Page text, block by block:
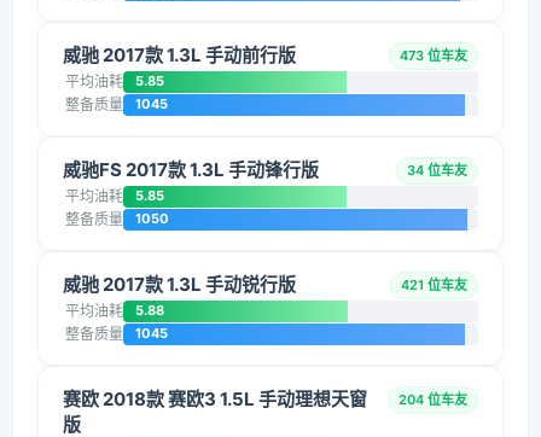
威驰 2017款 1.3L 手动前行版 473 位车友
平均油耗 5.85
整备质量 1045
威驰FS 2017款 1.3L 手动锋行版 34 位车友
平均油耗 5.85
整备质量 1050
威驰 2017款 1.3L 手动锐行版 421 位车友
平均油耗 5.88
整备质量 1045
赛欧 2018款 赛欧3 1.5L 手动理想天窗
版
204 位车友